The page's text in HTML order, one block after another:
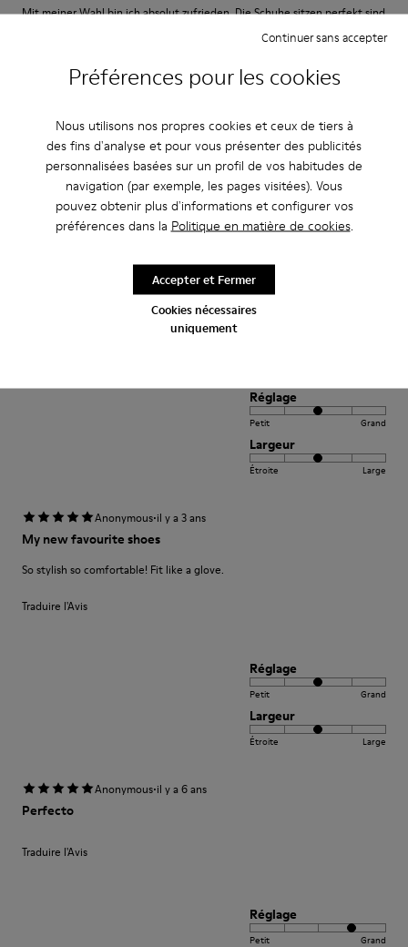
Préférences pour les cookies
Nous utilisons nos propres cookies et ceux de tiers à
des fins d'analyse et pour vous présenter des publicités
personnalisées basées sur un profil de vos habitudes de
navigation (par exemple, les pages visitées). Vous
pouvez obtenir plus d'informations et configurer vos
préférences dans la Politique en matière de cookies.
Cookies nécessaires
uniquement
Continuer sans accepter
Accepter et Fermer
Mit meiner Wahl bin ich absolut zufrieden. Die Schuhe sitzen perfekt sind
Réglage
Petit Grand
Largeur
Comfortable and good to look at as well.
Réglage
Petit Grand
Largeur
Étroite Large
Anonymous·il y a 3 ans
My new favourite shoes
So stylish so comfortable! Fit like a glove.
Traduire l'Avis
Réglage
Petit Grand
Largeur
Étroite Large
Anonymous·il y a 6 ans
Perfecto
Traduire l'Avis
Réglage
Petit Grand